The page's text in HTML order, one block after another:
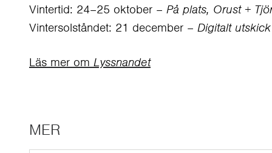
Vintertid: 24–25 oktober – På plats, Orust +
Vintersolståndet: 21 december – Digitalt utskick
Läs mer om Lyssnandet
MER